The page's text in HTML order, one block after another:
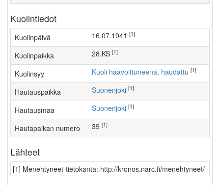
Kuolintiedot
Kuolinpäivä 16.07.1941 [1]
Kuolinpaikka 28.KS [1]
Kuolinsyy Kuoli haavoittuneena, haudattu [1]
Hautauspaikka Suonenjoki [1]
Hautausmaa Suonenjoki [1]
Hautapaikan numero 39 [1]
Lähteet
[1] Menehtyneet-tietokanta: http://kronos.narc.fi/menehtyneet/